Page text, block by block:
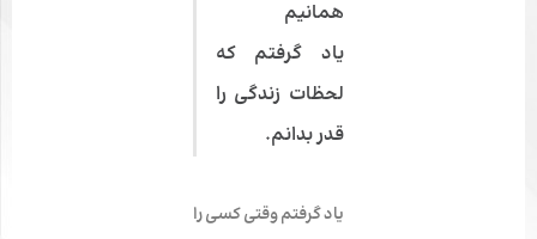
همانیم
یاد گرفتم که
لحظات زندگی را
قدر بدانم.
یاد گرفتم وقتی کسی را